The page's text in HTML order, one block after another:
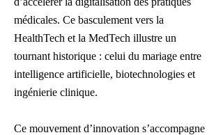
médicales. Ce basculement vers la
HealthTech et la MedTech illustre un
tournant historique : celui du mariage entre
intelligence artificielle, biotechnologies et
ingénierie clinique.
Ce mouvement d’innovation s’accompagne